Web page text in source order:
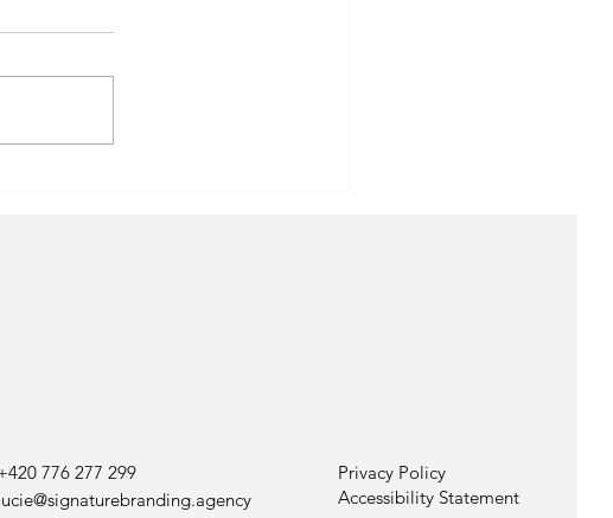
776 277 299
Privacy Policy
Accessibility Statement